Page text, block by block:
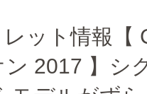
ット情報【
2017 】シ